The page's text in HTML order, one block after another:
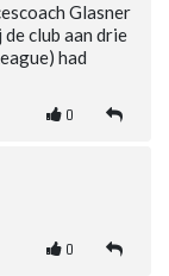
Glasner
club aan drie
had
0
0